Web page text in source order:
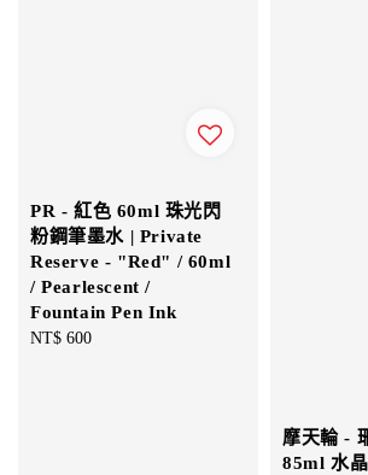
PR - 紅色 60ml 珠光閃
粉鋼筆墨水 | Private
Reserve - "Red" / 60ml
/ Pearlescent /
Fountain Pen Ink
Regular
NT$ 600
摩天輪 -
85ml 水